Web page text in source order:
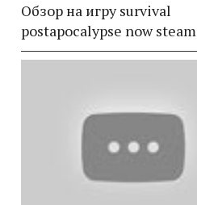
Обзор на игру survival
postapocalypse now steam